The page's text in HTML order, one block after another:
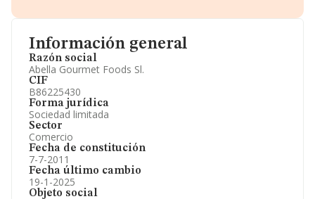
Información general
Razón social
Abella Gourmet Foods Sl.
CIF
B86225430
Forma jurídica
Sociedad limitada
Sector
Comercio
Fecha de constitución
7-7-2011
Fecha último cambio
19-1-2025
Objeto social
Información oficial y registral complementaria.